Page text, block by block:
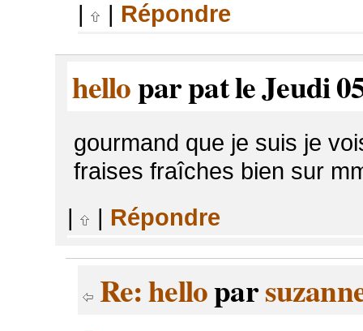
| | Répondre
hellopar pat le Jeudi
gourmand que je suis je
fraises fraîches bien sur
|
| Répondre
Re: hellopar